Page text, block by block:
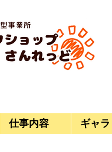
仕事内容 ギャ